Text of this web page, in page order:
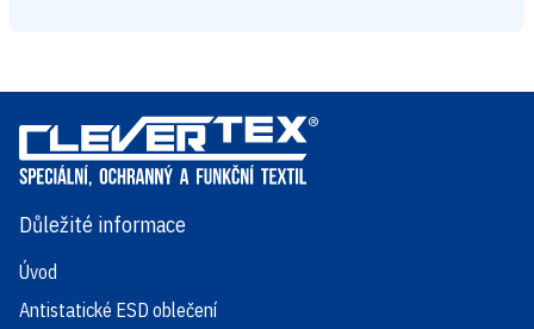
Důležité informace
Úvod
Antistatické ESD oblečení